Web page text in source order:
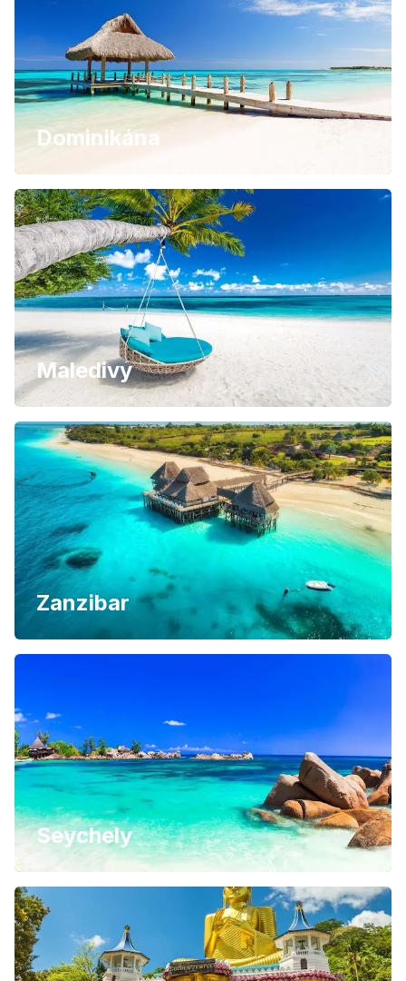
Dominikána
Maledivy
Zanzibar
Seychely